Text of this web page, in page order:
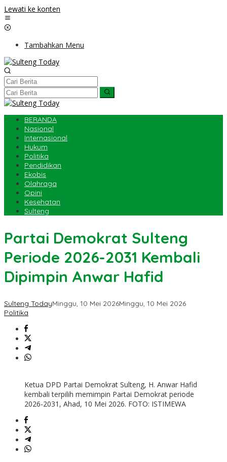
Lewati ke konten
Tambahkan Menu
BERANDA
Nasional
Internasional
Hukum
Politika
Pendidikan
Ekobis
Olahraga
Opini
Kesehatan
Sulteng
Partai Demokrat Sulteng
Periode 2026-2031 Kembali
Dipimpin Anwar Hafid
Sulteng TodayMinggu, 10 Mei 2026Minggu, 10 Mei 2026
Politika
Ketua DPD Partai Demokrat Sulteng, H. Anwar Hafid
kembali terpilih memimpin Partai Demokrat periode
2026-2031, Ahad, 10 Mei 2026. FOTO: ISTIMEWA